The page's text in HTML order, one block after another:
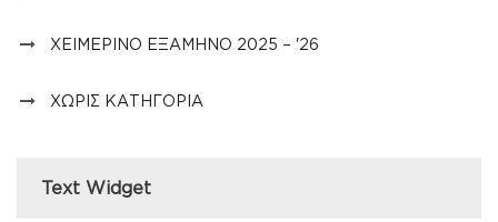
ΧΕΙΜΕΡΙΝΌ ΕΞΆΜΗΝΟ 2025 – '26
ΧΩΡΊΣ ΚΑΤΗΓΟΡΊΑ
Text Widget